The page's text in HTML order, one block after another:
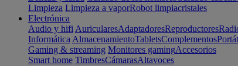
Limpieza Limpieza a vaporRobot limpiacristales
Electrónica
Audio y hifi AuricularesAdaptadoresReproductores
Informática AlmacenamientoTabletsComplementos
Gaming & streaming Monitores gamingAccesorios
Smart home TimbresCámarasAltavoces